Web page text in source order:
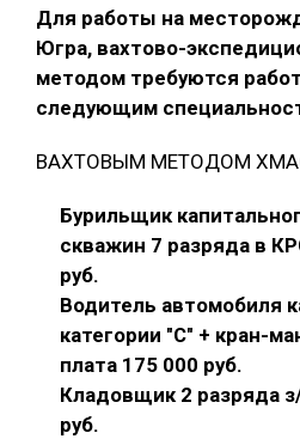
Для работы на
Югра, вахтово-
методом требуются
следующим
ВАХТОВЫМ МЕТОДОМ
Бурильщик
скважин 7 разряда в
руб.
Водитель автомобиля
категории "С" + кран-
плата 175 000 руб.
Кладовщик 2 разряда
руб.